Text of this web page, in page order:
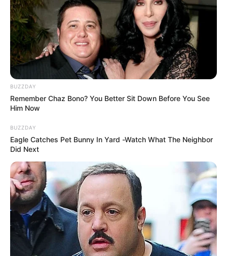
Ampliación del aeropuerto
de Rionegro costaría $22
billones de pesos y
movilizaría 43 millones de
pasajeros en 2056
plan para la ampliación del
José María Córdova de
CAPTURAS
Golpe al crimen
transnacional: La Policía
capturó a implicado en
lavado de activos en
Rionegro
BUZZDAY
Remember Chaz Bono? You Better Sit Down Before You See
Him Now
BUZZDAY
Eagle Catches Pet Bunny In Yard -Watch What The Neighbor
Did Next